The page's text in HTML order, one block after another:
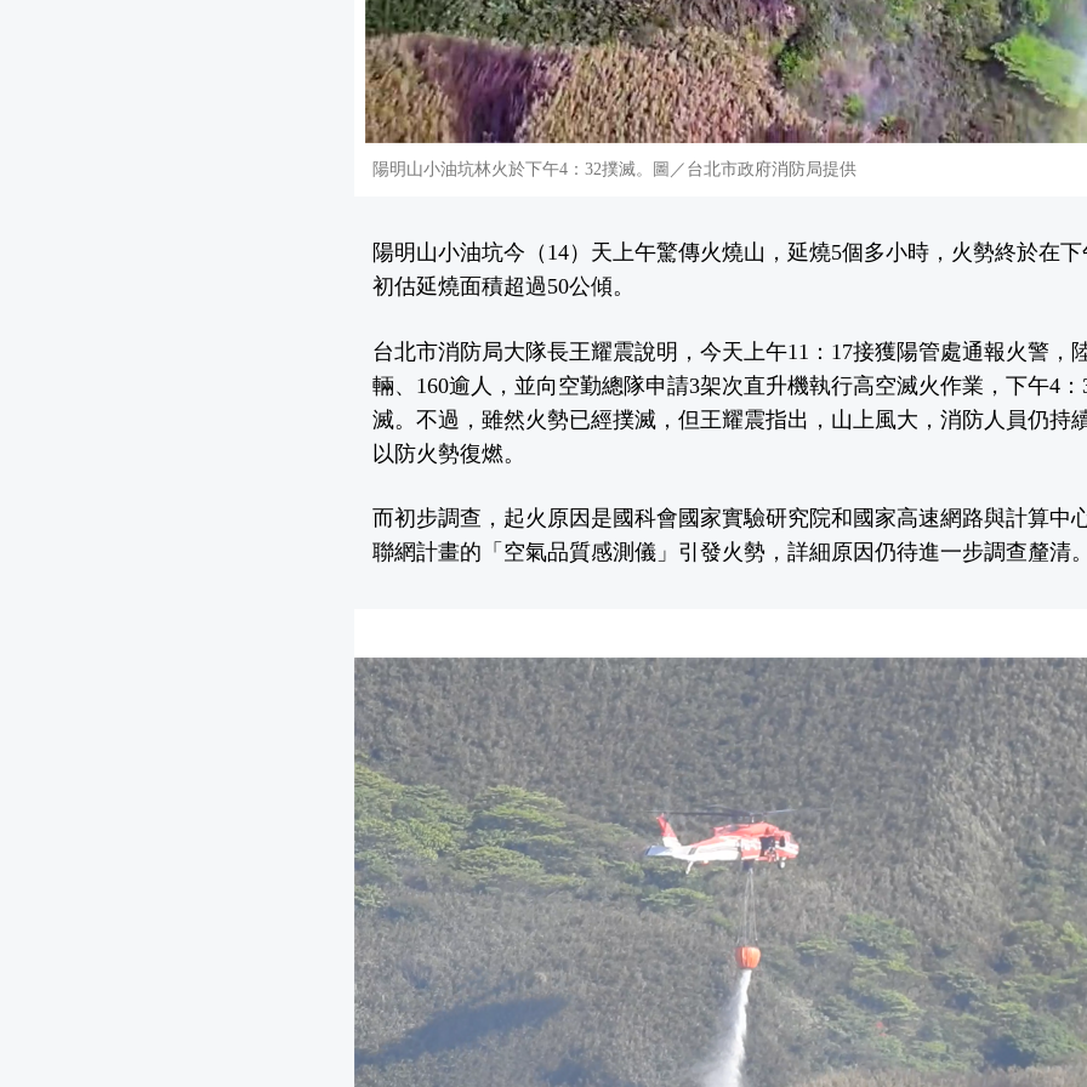
陽明山小油坑林火於下午4：32撲滅。圖／台北市政府消防局提供
陽明山小油坑今（14）天上午驚傳火燒山，延燒5個多小時，火勢終於在
初估延燒面積超過50公傾。
台北市消防局大隊長王耀震說明，今天上午11：17接獲陽管處通報火警，
輛、160逾人，並向空勤總隊申請3架次直升機執行高空滅火作業，下午4
滅。不過，雖然火勢已經撲滅，但王耀震指出，山上風大，消防人員仍持
以防火勢復燃。
而初步調查，起火原因是國科會國家實驗研究院和國家高速網路與計算中
聯網計畫的「空氣品質感測儀」引發火勢，詳細原因仍待進一步調查釐清